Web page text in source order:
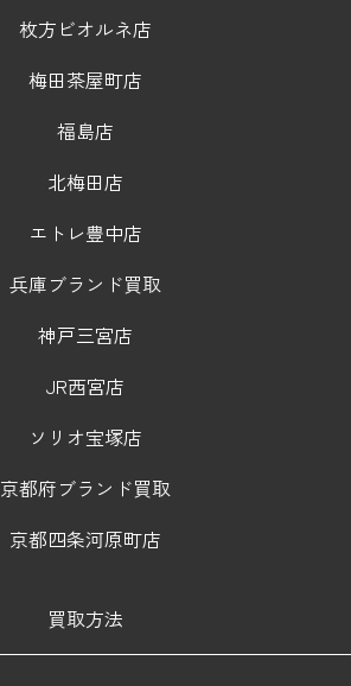
枚方ビオルネ店
梅田茶屋町店
福島店
北梅田店
エトレ豊中店
兵庫ブランド買取
神戸三宮店
JR西宮店
ソリオ宝塚店
京都府ブランド買取
京都四条河原町店
買取方法